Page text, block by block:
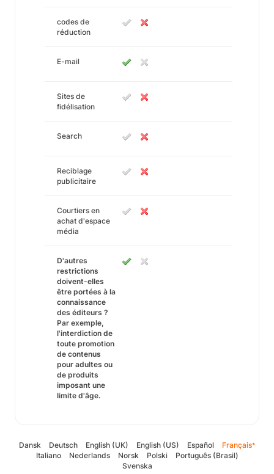
codes de
réduction
E-mail
Sites de
fidélisation
Search
Reciblage
publicitaire
Courtiers en
achat d'espace
média
D'autres
restrictions
doivent-elles
être portées à la
connaissance
des éditeurs ?
Par exemple,
l'interdiction de
toute promotion
de contenus
pour adultes ou
de produits
imposant une
limite d'âge.
Dansk Deutsch English (UK) English (US) Español Français*
Italiano Nederlands Norsk Polski
Português (Brasil)
Svenska